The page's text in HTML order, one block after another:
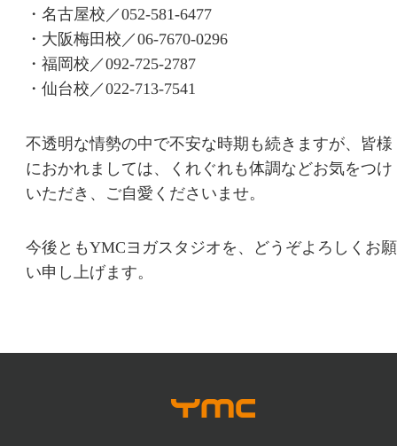
・名古屋校／052-581-6477
・大阪梅田校／06-7670-0296
・福岡校／092-725-2787
・仙台校／022-713-7541
不透明な情勢の中で不安な時期も続きますが、皆様
におかれましては、くれぐれも体調などお気をつけ
いただき、ご自愛くださいませ。
今後ともYMCヨガスタジオを、どうぞよろしくお願
い申し上げます。